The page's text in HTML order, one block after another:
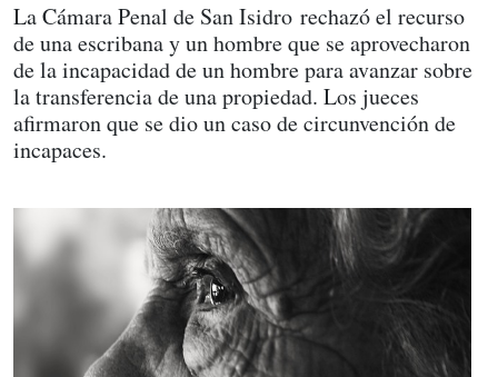
La Cámara Penal de San Isidro rechazó el recurso
de una escribana y un hombre que se aprovecharon
de la incapacidad de un hombre para avanzar sobre
la transferencia de una propiedad. Los jueces
afirmaron que se dio un caso de circunvención de
incapaces.